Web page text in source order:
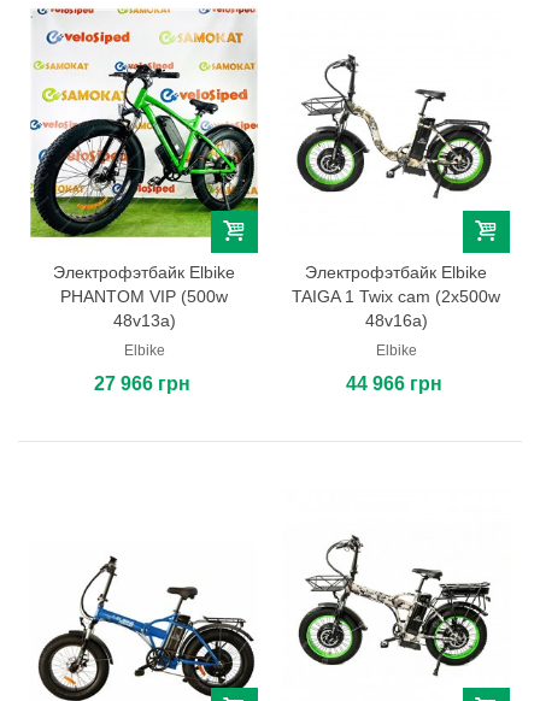
Электрофэтбайк Elbike
PHANTOM VIP (500w
48v13a)
Elbike
27 966 грн
Электрофэтбайк Elbike
TAIGA 1 Twix cam (2x500w
48v16a)
Elbike
44 966 грн